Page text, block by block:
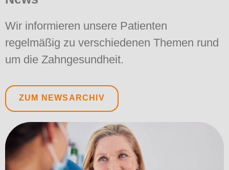
Wir informieren unsere Patienten
regelmäßig zu verschiedenen Themen rund
um die Zahngesundheit.
ZUM NEWSARCHIV